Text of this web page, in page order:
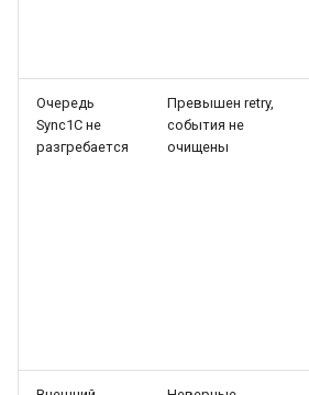
Очередь
Sync1C не
разгребается
Превышен retry,
события не
очищены